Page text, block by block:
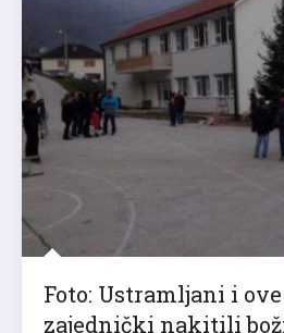
Foto: Ustramljani i
zajednički nakitili